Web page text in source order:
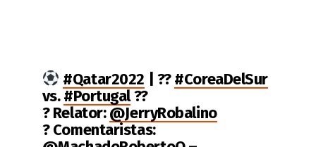
#Qatar2022 | ??#CoreaDelSur
vs.#Portugal??
? Relator:@JerryRobalino
? Comentaristas: